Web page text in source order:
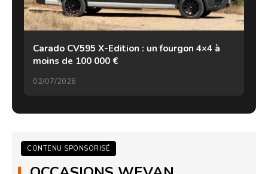
Carado CV595 X-Edition : un fourgon 4×4 à
moins de 100 000 €
02/07/2026
CONTENU SPONSORISÉ